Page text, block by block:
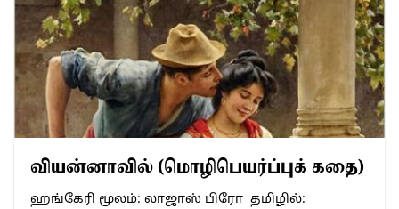
வியன்னாவில் (மொழிபெயர்ப்புக் கதை)
ஹங்கேரி மூலம்: லாஜாஸ் பிரோ தமிழில்: